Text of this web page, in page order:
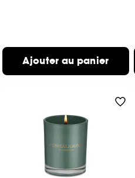
Ajouter au panier